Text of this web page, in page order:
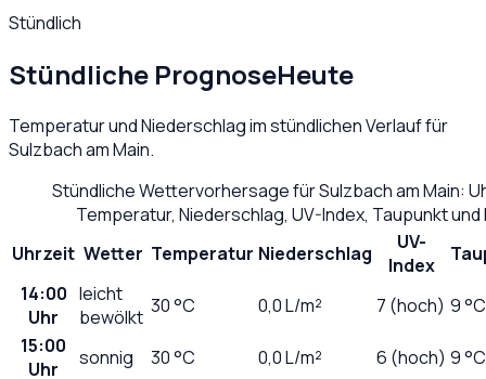
Stündlich
Stündliche PrognoseHeute
Temperatur und Niederschlag im stündlichen Verlauf für
Sulzbach am Main.
Stündliche Wettervorhersage fürSulzbach am Main:
Temperatur, Niederschlag, UV-Index, Taupunkt
Uhrzeit Wetter Temperatur Niederschlag
UV-
Index
14:00
Uhr
leicht
bewölkt 30°C 0,0L/m² 7 (hoch) 9 °C
15:00
Uhr
sonnig 30°C 0,0L/m² 6 (hoch) 9 °C